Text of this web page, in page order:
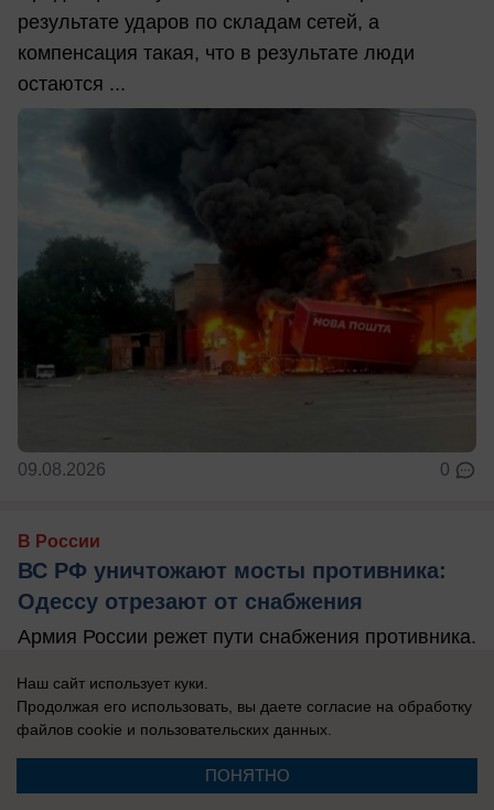
результате ударов по складам сетей, а
компенсация такая, что в результате люди
остаются ...
09.08.2026 0
В России
ВС РФ уничтожают мосты противника:
Одессу отрезают от снабжения
Армия России режет пути снабжения противника.
Наш сайт использует куки.
Продолжая его использовать, вы даете согласие на обработку
файлов cookie и пользовательских данных.
ПОНЯТНО